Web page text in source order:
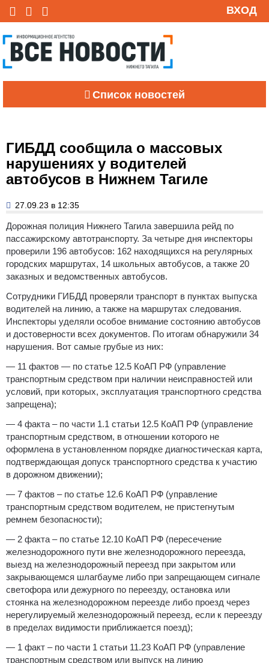
ВХОД
Список новостей
ГИБДД сообщила о массовых
нарушениях у водителей
автобусов в Нижнем Тагиле
27.09.23 в 12:35
Дорожная полиция Нижнего Тагила завершила рейд по
пассажирскому автотранспорту. За четыре дня инспекторы
проверили 196 автобусов: 162 находящихся на регулярных
городских маршрутах, 14 школьных автобусов, а также 20
заказных и ведомственных автобусов.
Сотрудники ГИБДД проверяли транспорт в пунктах выпуска
водителей на линию, а также на маршрутах следования.
Инспекторы уделяли особое внимание состоянию автобусов
и достоверности всех документов. По итогам обнаружили 34
нарушения. Вот самые грубые из них:
— 11 фактов — по статье 12.5 КоАП РФ (управление
транспортным средством при наличии неисправностей или
условий, при которых, эксплуатация транспортного средства
запрещена);
— 4 факта – по части 1.1 статьи 12.5 КоАП РФ (управление
транспортным средством, в отношении которого не
оформлена в установленном порядке диагностическая карта,
подтверждающая допуск транспортного средства к участию
в дорожном движении);
— 7 фактов – по статье 12.6 КоАП РФ (управление
транспортным средством водителем, не пристегнутым
ремнем безопасности);
— 2 факта – по статье 12.10 КоАП РФ (пересечение
железнодорожного пути вне железнодорожного переезда,
выезд на железнодорожный переезд при закрытом или
закрывающемся шлагбауме либо при запрещающем сигнале
светофора или дежурного по переезду, остановка или
стоянка на железнодорожном переезде либо проезд через
нерегулируемый железнодорожный переезд, если к переезду
в пределах видимости приближается поезд);
— 1 факт – по части 1 статьи 11.23 КоАП РФ (управление
транспортным средством или выпуск на линию